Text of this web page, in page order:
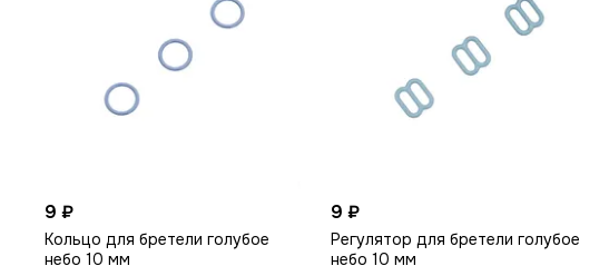
9 ₽
Кольцо для бретели голубое
небо 10 мм
9 ₽
Регулятор для бретели голубое
небо 10 мм